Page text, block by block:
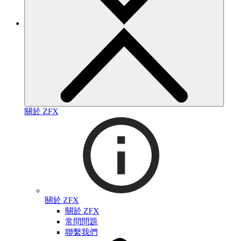
關於 ZFX
關於 ZFX
關於 ZFX
常問問題
聯繫我們